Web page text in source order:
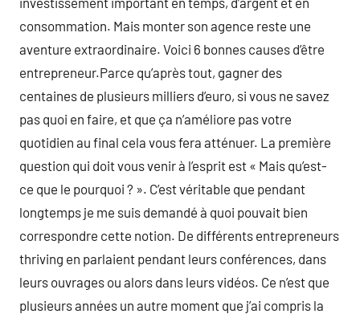
consommation. Mais monter son agence reste une
aventure extraordinaire. Voici 6 bonnes causes d’être
entrepreneur.Parce qu’après tout, gagner des
centaines de plusieurs milliers d’euro, si vous ne savez
pas quoi en faire, et que ça n’améliore pas votre
quotidien au final cela vous fera atténuer. La première
question qui doit vous venir à l’esprit est « Mais qu’est-
ce que le pourquoi ? ». C’est véritable que pendant
longtemps je me suis demandé à quoi pouvait bien
correspondre cette notion. De différents entrepreneurs
thriving en parlaient pendant leurs conférences, dans
leurs ouvrages ou alors dans leurs vidéos. Ce n’est que
plusieurs années un autre moment que j’ai compris la